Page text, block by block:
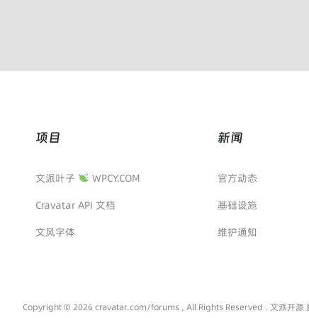
项目
文派叶子
WPCY.COM
Cravatar API 文档
文风字体
新闻
官方动态
基础设施
维护通知
Copyright © 2026 cravatar.com/forums , All Rights Reserved . 文派开源